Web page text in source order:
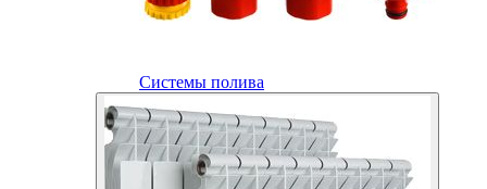
Системы полива